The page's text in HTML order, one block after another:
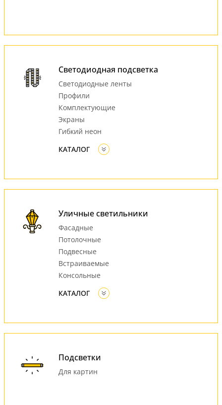
Светодиодная подсветка
Светодиодные ленты
Профили
Комплектующие
Экраны
Гибкий неон
КАТАЛОГ
Уличные светильники
Фасадные
Потолочные
Подвесные
Встраиваемые
Консольные
КАТАЛОГ
Подсветки
Для картин